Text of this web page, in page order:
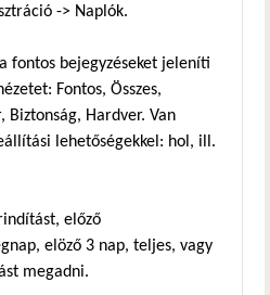
-> Naplók.
fontos bejegyzéseket jeleníti
Fontos, Összes,
Biztonság, Hardver. Van
lehetőségekkel: hol, ill.
előző
elöző 3 nap, teljes, vagy
megadni.